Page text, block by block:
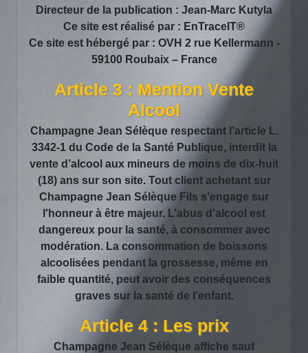
Directeur de la publication : Jean-Marc Kutyla
Ce site est réalisé par : EnTraceIT®
Ce site est hébergé par : OVH 2 rue Kellermann -
59100 Roubaix – France
Article 3 : Mention Vente
Alcool
Champagne Jean Sélèque respectant l’article L.
3342-1 du Code de la Santé Publique, interdit la
vente d’alcool aux mineurs de moins de dix-huit
(18) ans sur son site. Tout client achetant sur
Champagne Jean Sélèque Fils s’engage sur
l'honneur à être majeur. L’abus d’alcool est
dangereux pour la santé, à consommer avec
modération. La consommation de boissons
alcoolisées pendant la grossesse, même en
faible quantité, peut avoir des conséquences
graves sur la santé de l’enfant.
Article 4 : Les prix
Champagne Jean Sélèque affiche sauf